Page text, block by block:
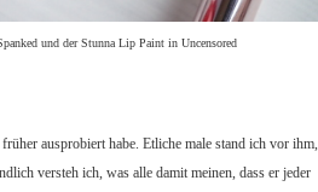
und der Stunna Lip Paint in Uncensored
ausprobiert habe. Etliche male stand ich vor ihm,
versteh ich, was alle damit meinen, dass er jeder